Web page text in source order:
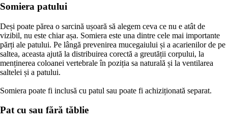
Somiera patului
Deși poate părea o sarcină ușoară să alegem ceva ce nu e atât de
vizibil, nu este chiar așa. Somiera este una dintre cele mai importante
părți ale patului. Pe lângă prevenirea mucegaiului și a acarienilor de pe
saltea, aceasta ajută la distribuirea corectă a greutății corpului, la
menținerea coloanei vertebrale în poziția sa naturală și la ventilarea
saltelei și a patului.
Somiera poate fi inclusă cu patul sau poate fi achiziționată separat.
Pat cu sau fără tăblie